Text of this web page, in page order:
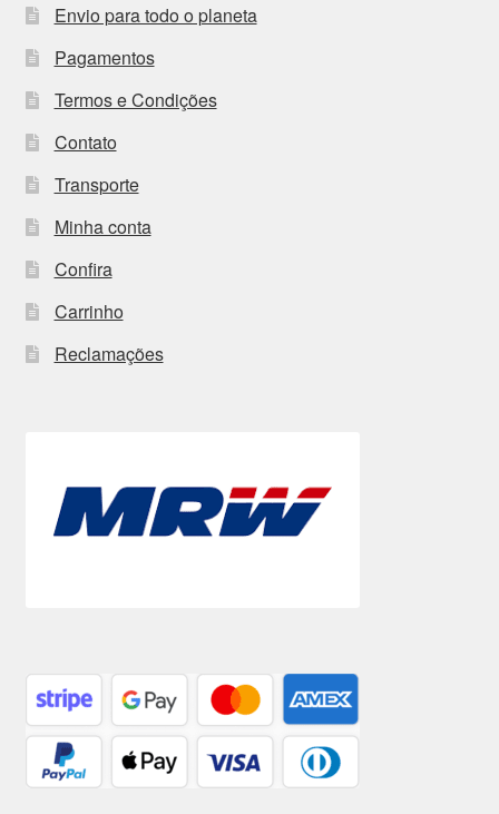
Envio para todo o planeta
Pagamentos
Termos e Condições
Contato
Transporte
Minha conta
Confira
Carrinho
Reclamações